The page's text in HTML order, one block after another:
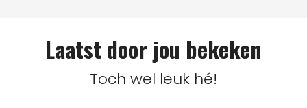
Laatst door jou bekeken
Toch wel leuk hé!